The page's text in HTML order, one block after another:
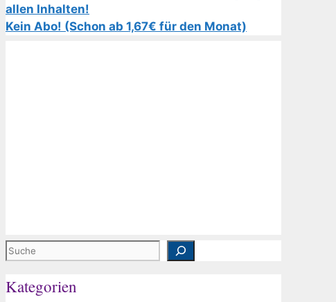
allen Inhalten!
Kein Abo! (Schon ab 1,67€ für den Monat)
Suchen
Kategorien